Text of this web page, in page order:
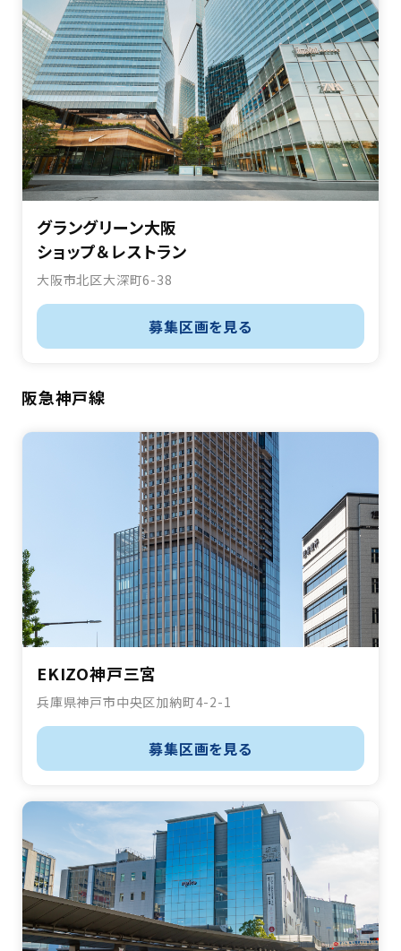
グラングリーン大阪
ショップ＆レストラン
大阪市北区大深町6-38
募集区画を見る
阪急神戸線
EKIZO神戸三宮
兵庫県神戸市中央区加納町4-2-1
募集区画を見る